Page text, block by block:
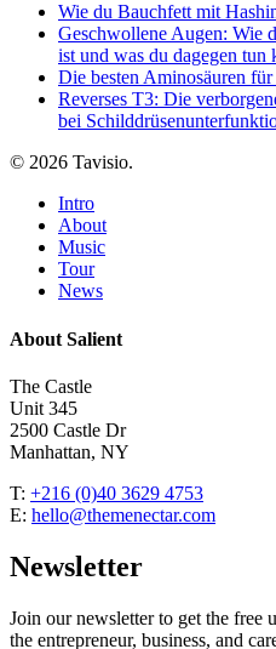
Wie du Bauchfett mit
Geschwollene Augen: Wie
ist und was du dagegen tun
Die besten Aminosäuren
Reverses T3: Die
bei
© 2026 Tavisio.
Close
Menu
Intro
About
Music
Tour
News
About Salient
The Castle
Unit 345
2500 Castle Dr
Manhattan, NY
T: +216 (0)40 3629 4753
E: hello@themenectar.com
Newsletter
Join our newsletter to get the free
the entrepreneur, business, and